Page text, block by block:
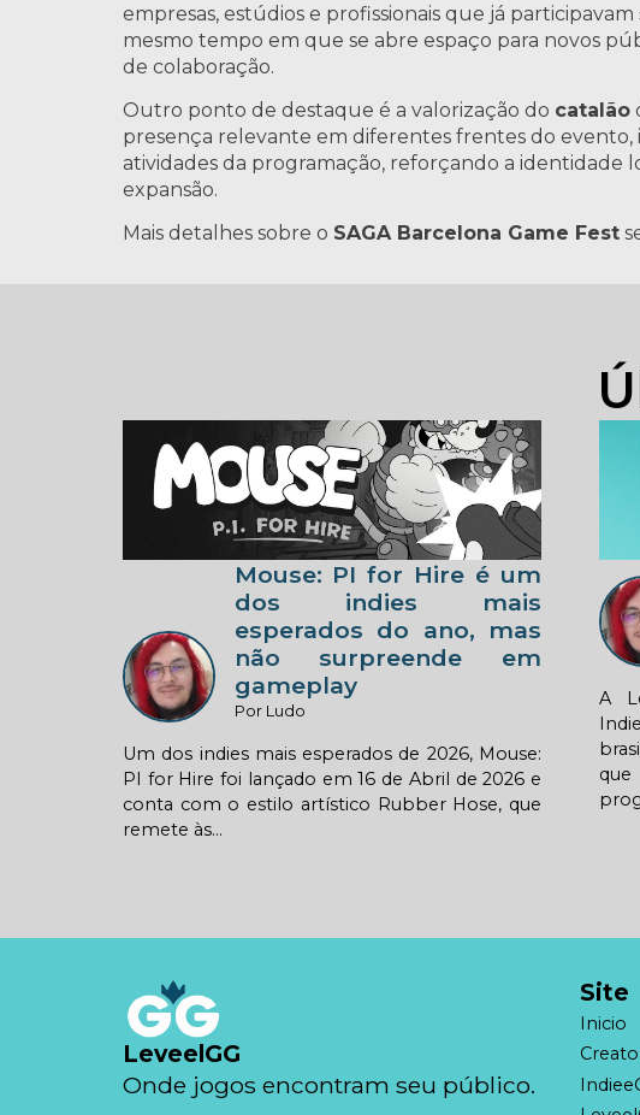
empresas, estúdios e profissionais que já
mesmo tempo em que se abre espaço para novos
de colaboração.
Outro ponto de destaque é a valorização do catalão
presença relevante em diferentes frentes do
atividades da programação, reforçando a identidade
expansão.
Mais detalhes sobre o SAGA Barcelona Game Fest
Mouse: PI for Hire é um
dos indies mais
esperados do ano, mas
não surpreende em
gameplay
Por Ludo
Um dos indies mais esperados de 2026, Mouse:
PI for Hire foi lançado em 16 de Abril de 2026 e
conta com o estilo artístico Rubber Hose, que
remete às...
A
LeveelGG
Onde jogos encontram seu público.
Site
Inicio